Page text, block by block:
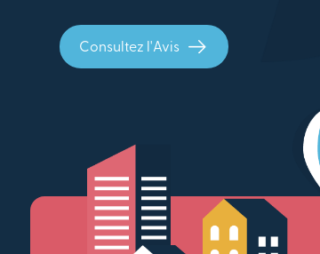
Consultez l'Avis